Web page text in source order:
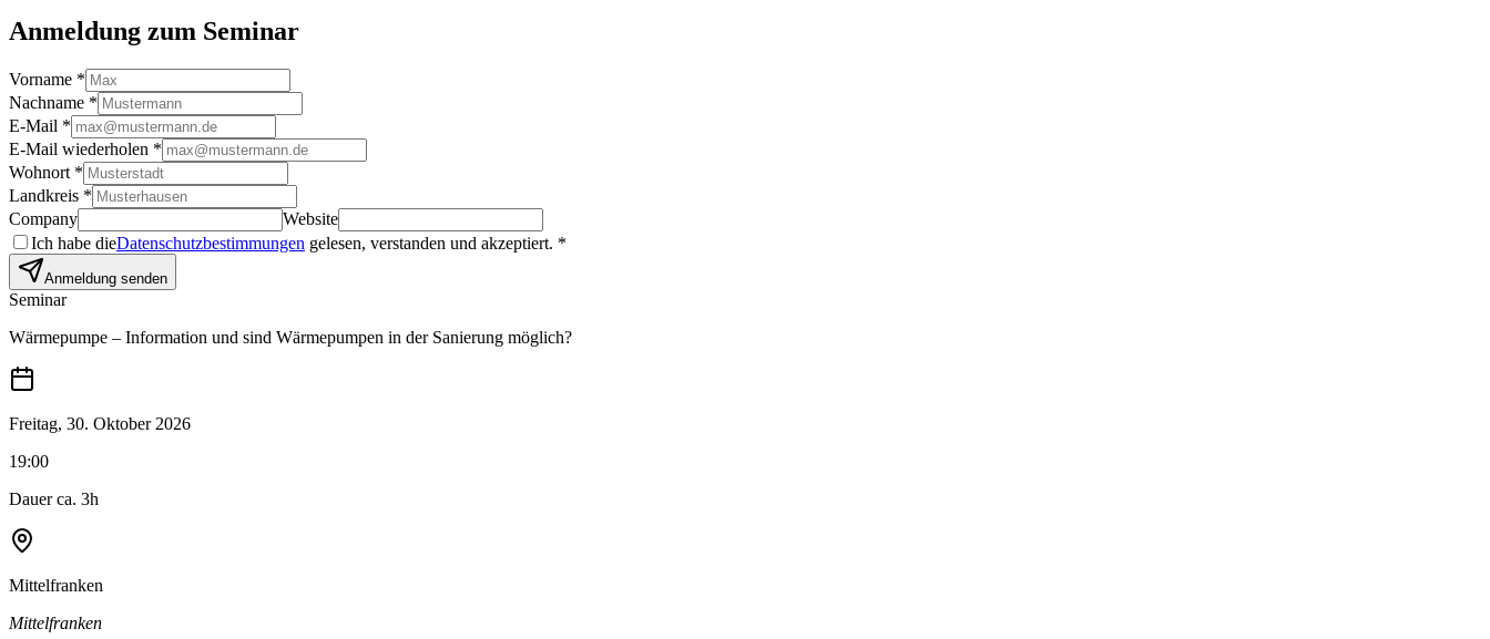
Anmeldung zum Seminar
Vorname *
Nachname *
E-Mail *
E-Mail wiederholen *
Wohnort *
Landkreis *
Company
Website
Ich habe dieDatenschutzbestimmungen gelesen, verstanden und akzeptiert. *
Anmeldung senden
Seminar
Wärmepumpe – Information und sind Wärmepumpen in der Sanierung möglich?
Freitag, 30. Oktober 2026
19:00
Dauer ca. 3h
Mittelfranken
Mittelfranken